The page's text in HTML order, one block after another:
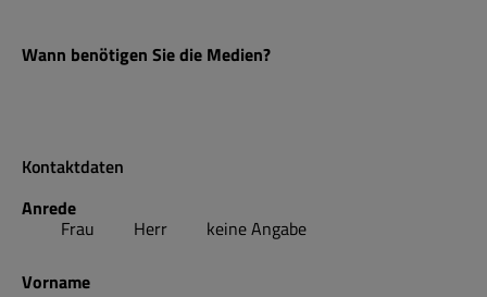
Wann benötigen Sie die Medien?
Kontaktdaten
Anrede
Frau Herr keine Angabe
Vorname